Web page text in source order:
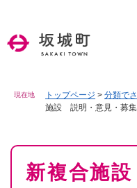
現在地 トップページ > 分類で
施設 説明・意見・募
本
新複合施